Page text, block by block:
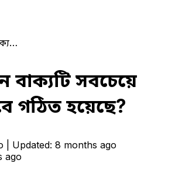
বাক্যটি সবচেয়ে
গঠিত হয়েছে?
| Updated: 8 months ago
ago